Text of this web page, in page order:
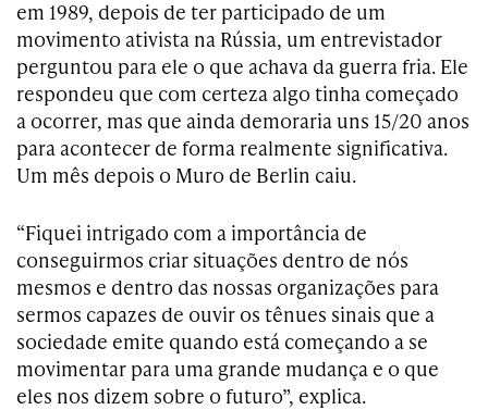
em 1989, depois de ter participado de um
movimento ativista na Rússia, um entrevistador
perguntou para ele o que achava da guerra fria. Ele
respondeu que com certeza algo tinha começado
a ocorrer, mas que ainda demoraria uns 15/20 anos
para acontecer de forma realmente significativa.
Um mês depois o Muro de Berlin caiu.
“Fiquei intrigado com a importância de
conseguirmos criar situações dentro de nós
mesmos e dentro das nossas organizações para
sermos capazes de ouvir os tênues sinais que a
sociedade emite quando está começando a se
movimentar para uma grande mudança e o que
eles nos dizem sobre o futuro”, explica.